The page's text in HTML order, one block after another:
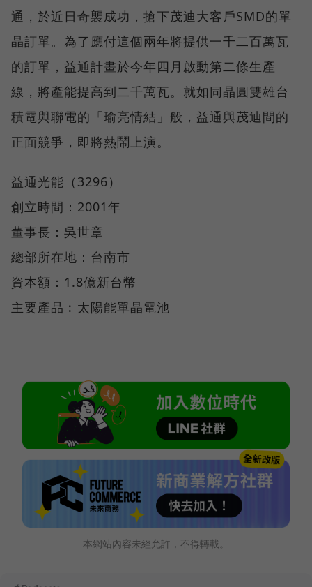
通，於近日奇襲成功，搶下茂迪大客戶SMD的單
晶訂單。為了應付這個兩年將提供一千二百萬瓦
的訂單，益通計畫於今年四月啟動第二條生產
線，將產能提高到二千萬瓦。就如同晶圓雙雄台
積電與聯電的「瑜亮情結」般，益通與茂迪間的
正面競爭，即將熱鬧上演。
益通光能（3296）
創立時間：2001年
董事長：吳世章
總部所在地：台南市
資本額：1.8億新台幣
主要產品︰太陽能單晶電池
本網站內容未經允許，不得轉載。